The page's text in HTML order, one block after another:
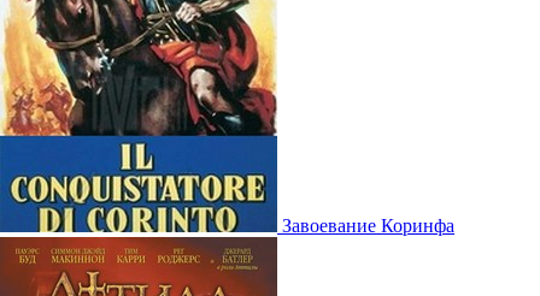
Завоевание Коринфа